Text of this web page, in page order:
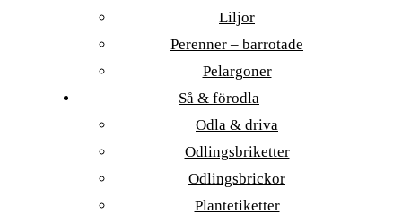
Liljor
Perenner – barrotade
Pelargoner
Så & förodla
Odla & driva
Odlingsbriketter
Odlingsbrickor
Plantetiketter